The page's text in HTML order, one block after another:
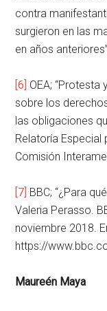
contra
surgieron en las
en años
[6] OEA; “Protesta
sobre los
las obligaciones
Relatoría Especial
Comisión
[7] BBC; “¿Para
Valeria Perasso.
noviembre 2018.
https://
Maureén Maya